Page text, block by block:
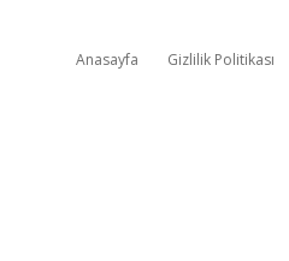
Anasayfa Gizlilik Politikası